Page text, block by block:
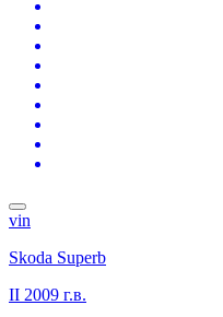
vin
Skoda Superb
II 2009 г.в.